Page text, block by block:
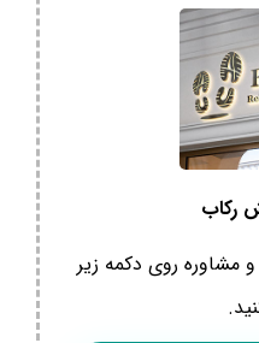
رکاب
مشاوره روی دکمه زیر